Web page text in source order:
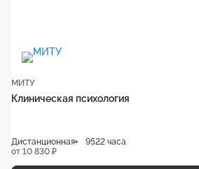
МИТУ
Клиническая психология
Дистанционная
9522 часа
от 10 830 ₽